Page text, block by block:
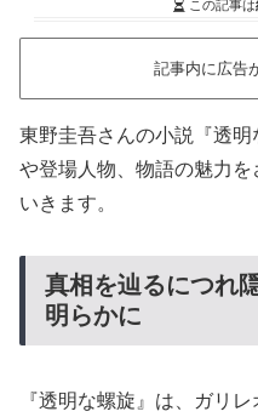
この記事は
記事内に広告
東野圭吾さんの小説『透
や登場人物、物語の魅力
いきます。
真相を辿るにつれ
明らかに
『透明な螺旋』は、ガリ